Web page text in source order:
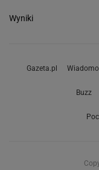
Wyniki
Gazeta.pl
Buzz